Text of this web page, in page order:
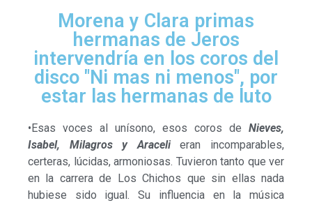
Morena y Clara primas
hermanas de Jeros
intervendría en los coros del
disco "Ni mas ni menos", por
estar las hermanas de luto
•Esas voces al unísono, esos coros de Nieves,
Isabel, Milagros y Aracelieran incomparables,
certeras, lúcidas, armoniosas. Tuvieron tanto que ver
en la carrera de Los Chichos que sin ellas nada
hubiese sido igual. Su influencia en la música